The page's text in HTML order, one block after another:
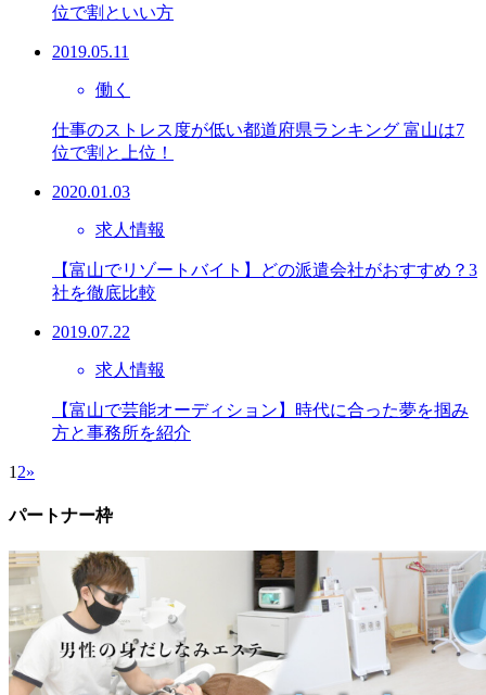
位で割といい方
2019.05.11
働く
仕事のストレス度が低い都道府県ランキング 富山は7
位で割と上位！
2020.01.03
求人情報
【富山でリゾートバイト】どの派遣会社がおすすめ？3
社を徹底比較
2019.07.22
求人情報
【富山で芸能オーディション】時代に合った夢を掴み
方と事務所を紹介
1 2»
パートナー枠